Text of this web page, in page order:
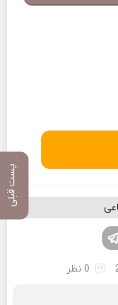
پست قبلی
لینکدین
0 نظر